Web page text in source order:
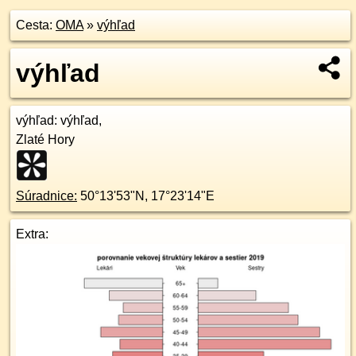
Cesta: OMA» výhľad
výhľad
výhľad: výhľad,
Zlaté Hory
Súradnice: 50°13'53"N , 17°23'14"E
Extra: